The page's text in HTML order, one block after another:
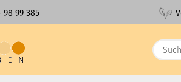
98 99 385